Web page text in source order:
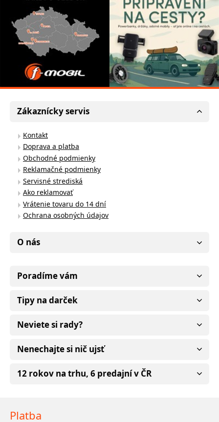
Zákaznícky servis
Kontakt
Doprava a platba
Obchodné podmienky
Reklamačné podmienky
Servisné strediská
Ako reklamovať
Vrátenie tovaru do 14 dní
Ochrana osobných údajov
O nás
Poradíme vám
Tipy na darček
Neviete si rady?
Nenechajte si nič ujsť
12 rokov na trhu, 6 predajní v ČR
Platba